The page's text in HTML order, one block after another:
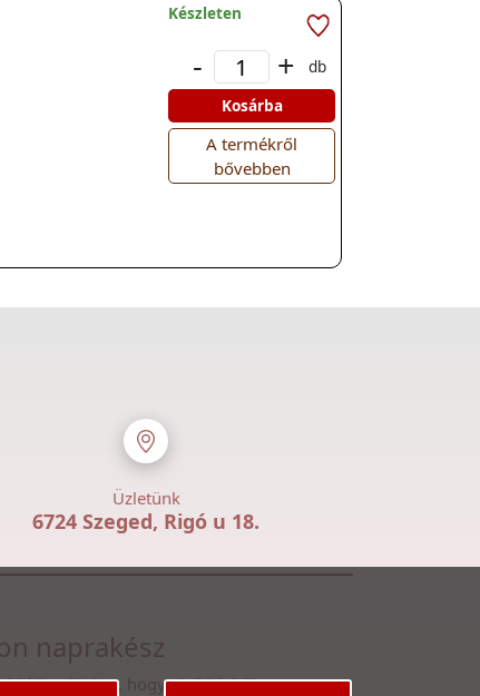
Készleten
- +
db
Kosárba
A termékről
bővebben
Üzletünk
6724 Szeged, Rigó u 18.
naprakész
hírlevelünkre, hogy első kézből